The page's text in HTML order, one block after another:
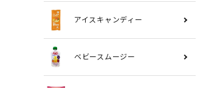
アイスキャンディー
ベビースムージー